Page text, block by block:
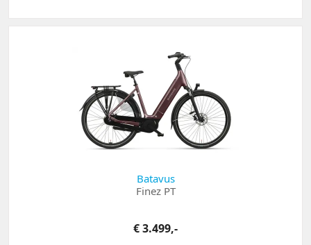
Batavus
Finez PT
€ 3.499,-